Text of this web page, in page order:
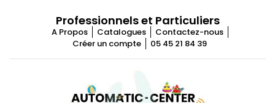
Professionnels et Particuliers
A Propos Catalogues
Contactez-nous
Créer un compte
05 45 21 84 39